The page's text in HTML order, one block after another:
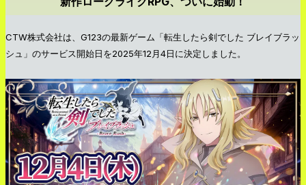
CTW株式会社は、G123の最新ゲーム「転生したら剣でした ブレイブラッ
シュ」のサービス開始日を2025年12月4日に決定しました。